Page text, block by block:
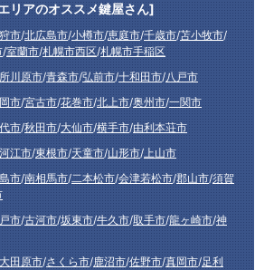
リアのオススメ鍵屋さん]
市/北広島市/小樽市/恵庭市/千歳市/苫小牧市/
/室蘭市/札幌市西区/札幌市手稲区
川原市/青森市/弘前市/十和田市/八戸市
市/宮古市/花巻市/北上市/奥州市/一関市
市/秋田市/大仙市/横手市/由利本荘市
江市/東根市/天童市/山形市/上山市
市/南相馬市/二本松市/会津若松市/郡山市/須賀
市/古河市/坂東市/牛久市/取手市/龍ヶ崎市/神
大田原市/さくら市/鹿沼市/佐野市/真岡市/足利